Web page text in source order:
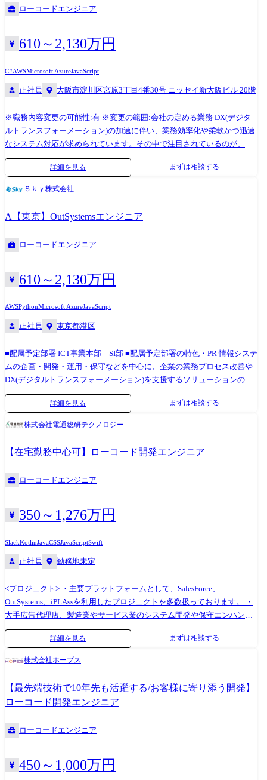
OutSystemsを用いたプロトタイプ作成や実現性の検証を並行して行いま
ーション開発や画面設計、業務ロジックの実装を行います。また、標準
外の機能についてはC#やJavaScriptを用いた実装を行う場合もあります。
必要に応じて外部システムと連携するためのWeb APIや取込バッチ処理な
計画・実施を通じて、システムの品質を確保します。 ・導入・運用支援
よりスムーズな運用開始を支援し、導入後は保守・改善提案、必要があ
れば伴走支援にも対応します。 ・技術検証・ナレッジ共有 OutSystemsの
新機能や関連技術の検証を行い、社内外への技術情報の発信やナレッジ
共有を推進します。 技術課題が発生した場合はチーム全体で情報を共有
し、協力して解決します。
を通じて、顧客満足度の高い業務プロセスの実現を支援するため、要件
っています。 そのため、今までは詳細設計等の実装部分での御活躍が多
かった技術者にも、サービスの企画段階から入っていただき、ユーザー
OutSystems導入に関するコンサルティング、設計、開発、導入後支援ま
携し、AWS、Azureといったクラウド環境へのOutSystems導入・支援を行
います。 より顧客に近い立場で、上流工程から提案型で顧客と共に課題
を解決できる点や、最新の技術トレンドを踏まえた継続的な成長が可能
である点が本業務のやりがいです。 ●OutSystemsエンジニアの主な業務
・提案・プリセールス 現行業務のDX化や既存システムからの移行などの
顧客課題・要望に対して、OutSystemsを使った改善策を検討し、プリセ
ョンなどの提案活動を行います。 ・要件定義・業務設計支援 現行業務の
分析を行い、OutSystemsの機能をベースに業務フローを再設計。業務部
門との連携を通じて実現可能な仕様を策定します。必要に応じて、
OutSystemsを用いたプロトタイプ作成や実現性の検証を並行して行いま
ーション開発や画面設計、業務ロジックの実装を行います。また、標準
外の機能についてはC#やJavaScriptを用いた実装を行う場合もあります。
必要に応じて外部システムと連携するためのWeb APIや取込バッチ処理な
計画・実施を通じて、システムの品質を確保します。 ・導入・運用支援
よりスムーズな運用開始を支援し、導入後は保守・改善提案、必要があ
れば伴走支援にも対応します。 ・技術検証・ナレッジ共有 OutSystemsの
新機能や関連技術の検証を行い、社内外への技術情報の発信やナレッジ
共有を推進します。 技術課題が発生した場合はチーム全体で情報を共有
し、協力して解決します。
ローコードエンジニア
610～2,130万円
C#AWSMicrosoft AzureJavaScript
正社員 大阪市淀川区宮原3丁目4番30号 ニッセイ新大阪ビル 20階
※職務内容変更の可能性:有 ※変更の範囲:会社の定める業務 DX(デジタ
ルトランスフォーメーション)の加速に伴い、業務効率化や柔軟かつ迅速
なシステム対応が求められています。その中で注目されているのが、高
い拡張性を持ったローコード開発基盤である「OutSystems」の活用で
す。 当社では、OutSystemsを活用した業務システムの構築・導入を通じ
て、顧客満足度の高い業務プロセOutSystemsは、直感的なビジュアル開
トフォームであり、業務改革を支援する開発基盤として多くの企業に導
入されています。 また、企業ごとの要件に合わせて柔軟にシステム構築
が可能な数少ないローコードツールのため、基幹システムの刷新等の大
規模な開発にも携わることが可能です。 当社では、OutSystemsを活用し
の実現を支援するため、要件定義や業務設計などの上流工程で、実際に
動くプロトタイプの開発も行っています。 そのため、今までは詳細設計
いくことが可能となっております。 本ポジションでは、社内有識者のサ
設計、開発、導入後支援まで一貫して携わっていただくことが可能で
す。 またインフラ部署とも連携し、AWS、Azureといったクラウド環境
へのOutSystems導入・支援を行います。 より顧客に近い立場で、上流工
程から提案型で顧客と共に課題を解決できる点や、最新の技術トレンド
を踏まえた継続的な成長が可能である点が本業務のやりがいです。
●OutSystemsエンジニアの主な業務 ・提案・プリセールス 現行業務のDX
OutSystemsを使った改善策を検討し、プリセールスエンジニアとして、
機能の説明や実機を使ったデモンストレーションなどの提案活動を行い
ます。 ・要件定義・業務設計支援 現行業務の分析を行い、OutSystemsの
機能をベースに業務フローを再設計。業務部門との連携を通じて実現可
プ作成や実現性の検証を並行して行います。 ・アプリケーション開発・
カスタマイズ OutSystems上でのアプリケーション開発や画面設計、業務
ロジックの実装を行います。また、標準外の機能についてはC#や
ムと連携するためのWeb APIや取込バッチ処理などの開発も担当します。
ステムの品質を確保します。 ・導入・運用支援 本番環境への導入作業、
ユーザートレーニング、受入テスト(UAT)支援によりスムーズな運用開始
を支援し、導入後は保守・改善提案、必要があれば伴走支援にも対応し
ます。 ・技術検証・ナレッジ共有 OutSystemsの新機能や関連技術の検証
を行い、社内外への技術情報の発信やナレッジ共有を推進します。 技術
課題が発生した場合はチーム全体で情報を共有し、協力して解決しま
詳細を見る まずは相談する
Ｓｋｙ株式会社
A【東京】OutSystemsエンジニア
ローコードエンジニア
610～2,130万円
AWSPythonMicrosoft AzureJavaScript
正社員 東京都港区
■配属予定部署 ICT事業本部 SI部 ■配属予定部署の特色・PR 情報システ
ムの企画・開発・運用・保守などを中心に、企業の業務プロセス改善や
DX(デジタルトランスフォーメーション)を支援するソリューションの企
画・設計・構築を行っている部署です 。 最新の技術トレンドを取り入れ
た開発を積極的に行っており、継続的な成長を遂げています。 個人のス
ねる文化が根付いており、情報共有やコミュニケーションを重視した働
きやすい環境です。 入社後のキャリアパス 協業関係にあるOutSystems社
からの最速の業界情報や技術支援を元に、社内メンバーと一緒に成長し
ていっていただける方を募集しています。 Sky株式会社にはエンジニア
等があります。 「大規模開発のプロジェクトリーダー」や「OutSystems
のテックリーダー」として成長いただく環境が整っております。 ※職務
テム対応が求められています。 その中で注目されているのが、高い拡張
OutSystemsは、直感的なビジュアル開発や豊富な標準パーツ、AIによる
開発アシスト機能を備えた統合プラットフォームであり、業務改革を支
援する開発基盤として多くの企業に導入されています。 また、企業ごと
の要件に合わせて柔軟にシステム構築が可能な数少ないローコードツー
ルのため、基幹システムの刷新等の大規模な開発にも携わることが可能
です。 当社では、OutSystemsを活用した業務システムの構築・導入を通
や業務設計などの上流工程で、実際に動くプロトタイプの開発も行って
います。 そのため、今までは詳細設計等の実装部分での御活躍が多かっ
た技術者にも、サービスの企画段階から入っていただき、ユーザーにと
す。 本ポジションでは、社内有識者のサポートの元、能力に応じて
で一貫して携わっていただくことが可能です。 またインフラ部署とも連
携し、AWS、Azureといったクラウド環境へのOutSystems導入・支援を行
詳細を見る まずは相談する
株式会社電通総研テクノロジー
【在宅勤務中心可】ローコード開発エンジニア
ローコードエンジニア
350～1,276万円
SlackKotlinJavaCSSJavaScriptSwift
正社員 勤務地未定
<プロジェクト> ・主要プラットフォームとして、SalesForce、
OutSystems、iPLAssを利用したプロジェクトを多数扱っております。 ・
大手広告代理店、製造業やサービス業のシステム開発や保守エンハンス
等、小～大規模まで様々なプロジェクトを多数扱っております。 ・経験
に応じ適性にあったプロジェクトへ参画いただき、利用プラットフォー
ムに対するの専門性を高めながらキャリアステップを踏んでいただきま
・ローコードプラットフォームを利用したシステム開発を実施。 ・要件
定義、設計、開発、テスト、導入、その後のエンハンス開発など一気通
貫で担当していただきます。
詳細を見る まずは相談する
株式会社ホープス
【最先端技術で10年先も活躍する/お客様に寄り添う開発】
ローコード開発エンジニア
ローコードエンジニア
450～1,000万円